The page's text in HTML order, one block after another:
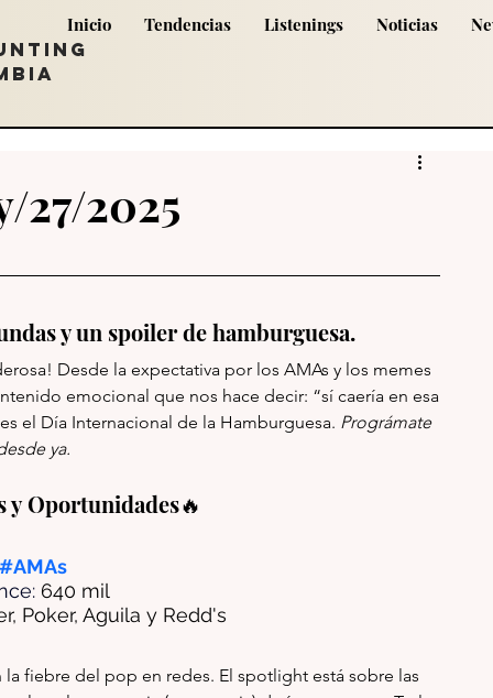
Inicio Tendencias Listenings Noticias
27/2025
y un spoiler de hamburguesa.
Desde la expectativa por los AMAs y los memes
emocional que nos hace decir: “sí caería en esa
el Día Internacional de la Hamburguesa. Prográmate
ya.
y Oportunidades🔥
#AMAs
640 mil
Poker, Aguila y Redd's
fiebre del pop en redes. El spotlight está sobre las